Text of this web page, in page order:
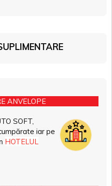
ANVELOPE
SOFT,
iar pe
HOTELUL